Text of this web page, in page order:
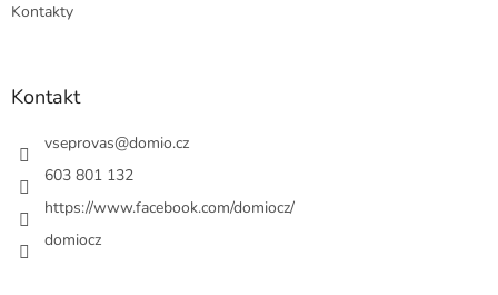
Kontakty
Kontakt
vseprovas@domio.cz
603 801 132
https://www.facebook.com/domiocz/
domiocz